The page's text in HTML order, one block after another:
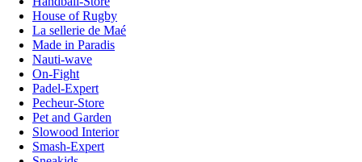
House of Rugby
La sellerie de Maé
Made in Paradis
Nauti-wave
On-Fight
Padel-Expert
Pecheur-Store
Pet and Garden
Slowood Interior
Smash-Expert